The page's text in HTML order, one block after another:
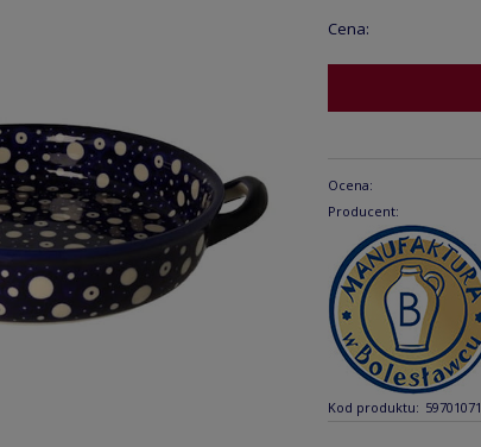
Cena:
Ocena:
Producent:
Kod produktu: 59701071